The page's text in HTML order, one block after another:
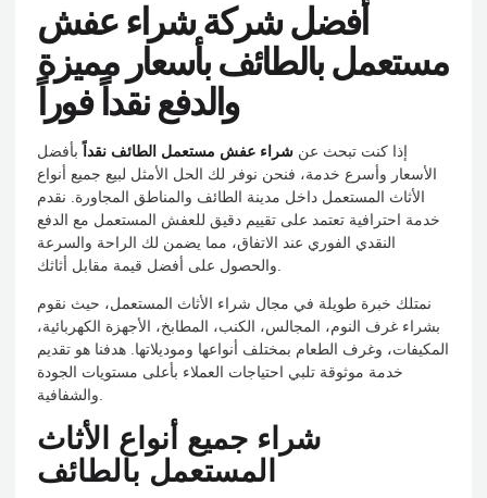
أفضل شركة شراء عفش
مستعمل بالطائف بأسعار مميزة
والدفع نقداً فوراً
إذا كنت تبحث عن شراء عفش مستعمل الطائف نقداً بأفضل
الأسعار وأسرع خدمة، فنحن نوفر لك الحل الأمثل لبيع جميع أنواع
الأثاث المستعمل داخل مدينة الطائف والمناطق المجاورة. نقدم
خدمة احترافية تعتمد على تقييم دقيق للعفش المستعمل مع الدفع
النقدي الفوري عند الاتفاق، مما يضمن لك الراحة والسرعة
نمتلك خبرة طويلة في مجال شراء الأثاث المستعمل، حيث نقوم
بشراء غرف النوم، المجالس، الكنب، المطابخ، الأجهزة الكهربائية،
المكيفات، وغرف الطعام بمختلف أنواعها وموديلاتها. هدفنا هو تقديم
خدمة موثوقة تلبي احتياجات العملاء بأعلى مستويات الجودة
والشفافية.
شراء جميع أنواع الأثاث
المستعمل بالطائف